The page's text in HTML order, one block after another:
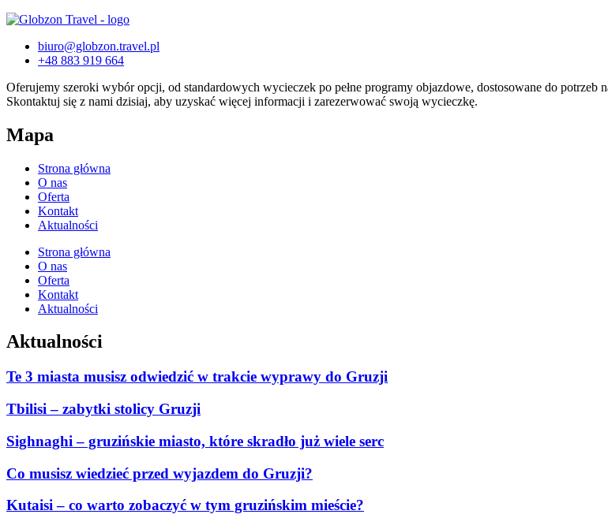
biuro@globzon.travel.pl
+48 883 919 664
Oferujemy szeroki wybór opcji, od standardowych wycieczek po pełne programy objazdowe, dostosowane do potrzeb
Skontaktuj się z nami dzisiaj, aby uzyskać więcej informacji i zarezerwować swoją wycieczkę.
Mapa
Strona główna
O nas
Oferta
Kontakt
Aktualności
Strona główna
O nas
Oferta
Kontakt
Aktualności
Aktualności
Te 3 miasta musisz odwiedzić w trakcie wyprawy do Gruzji
Tbilisi – zabytki stolicy Gruzji
Sighnaghi – gruzińskie miasto, które skradło już wiele serc
Co musisz wiedzieć przed wyjazdem do Gruzji?
Kutaisi – co warto zobaczyć w tym gruzińskim mieście?